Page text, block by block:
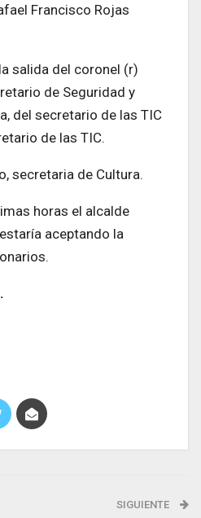
Francisco Rojas
salida del coronel (r)
de Seguridad y
del secretario de las TIC
de las TIC.
secretaria de Cultura.
horas el alcalde
aceptando la
SIGUIENTE